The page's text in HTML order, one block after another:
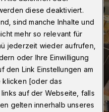
diese deaktiviert.
sind manche Inhalte und
mehr so relevant für
jederzeit wieder aufrufen,
oder Ihre Einwilligung
den Link Einstellungen am
klicken [oder das
auf der Webseite, falls
gelten innerhalb unseres